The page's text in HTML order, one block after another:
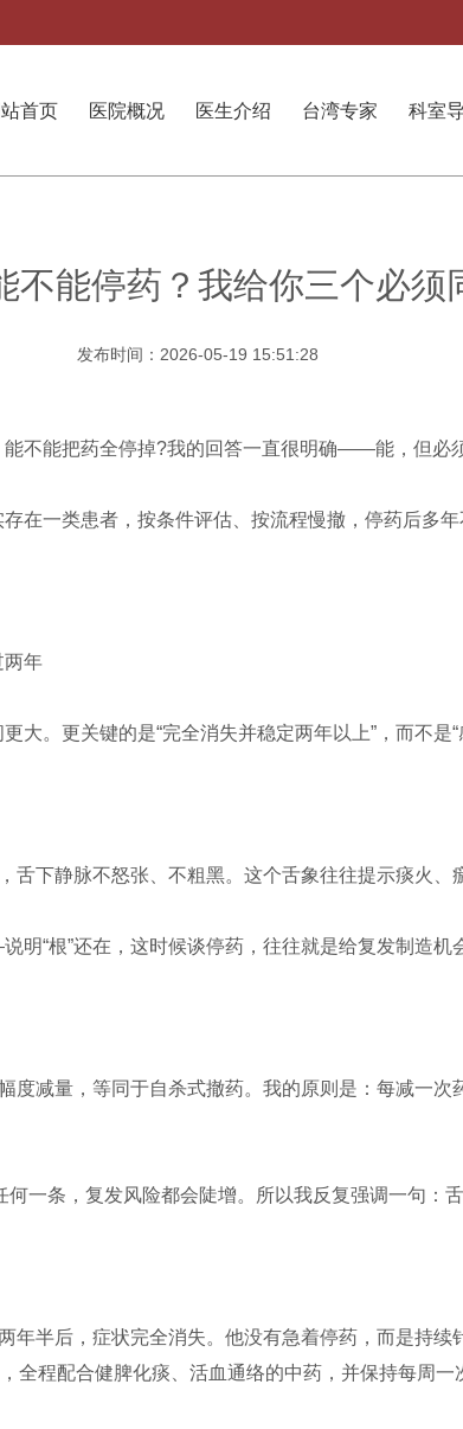
首页 医院概况 医生介绍 台湾专家 科室
不能停药？我给你三个必须
发布时间：2026-05-19 15:51:28
不能把药全停掉?我的回答一直很明确——能，但必
在一类患者，按条件评估、按流程慢撤，停药后多年
两年
。更关键的是“完全消失并稳定两年以上”，而不是“
舌下静脉不怒张、不粗黑。这个舌象往往提示痰火、
“根”还在，这时候谈停药，往往就是给复发制造机
度减量，等同于自杀式撤药。我的原则是：每减一
一条，复发风险都会陡增。所以我反复强调一句：
年半后，症状完全消失。他没有急着停药，而是持
全程配合健脾化痰、活血通络的中药，并保持每周